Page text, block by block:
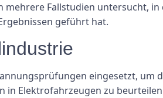
mehrere Fallstudien untersucht,
geführt hat.
eingesetzt, um
in Elektrofahrzeugen zu